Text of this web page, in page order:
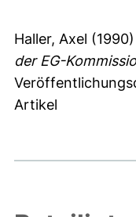
Haller, Axel (1990)
der EG-
Artikel